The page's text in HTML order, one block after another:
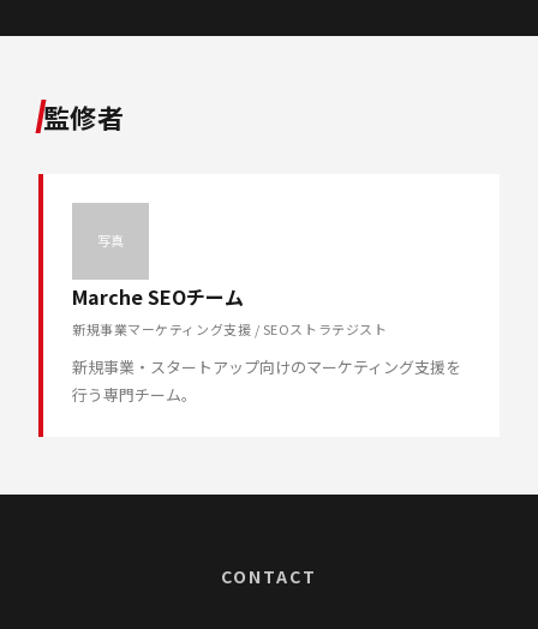
監修者
写真
Marche SEOチーム
新規事業マーケティング支援 / SEOストラテジスト
新規事業・スタートアップ向けのマーケティング支援を
行う専門チーム。
CONTACT